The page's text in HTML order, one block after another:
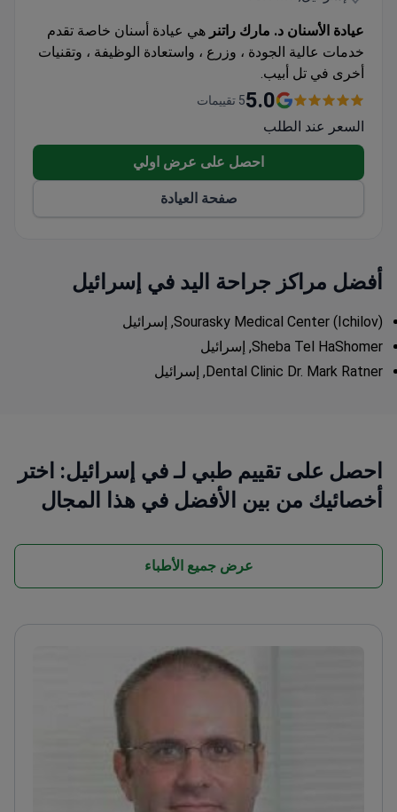
عيادة الأسنان د. مارك راتنر هي عيادة أسنان خاصة تقدم
خدمات عالية الجودة ، وزرع ، واستعادة الوظيفة ، وتقنيات
أخرى في تل أبيب.
5.05 تقييمات
السعر عند الطلب
احصل على عرض اولي
صفحة العيادة
أفضل مراكز جراحة اليد في إسرائيل
Sourasky Medical Center (Ichilov), إسرائيل
Sheba Tel HaShomer, إسرائيل
Dental Clinic Dr. Mark Ratner, إسرائيل
احصل على تقييم طبي لـ في إسرائيل: اختر
أخصائيك من بين الأفضل في هذا المجال
عرض جميع الأطباء